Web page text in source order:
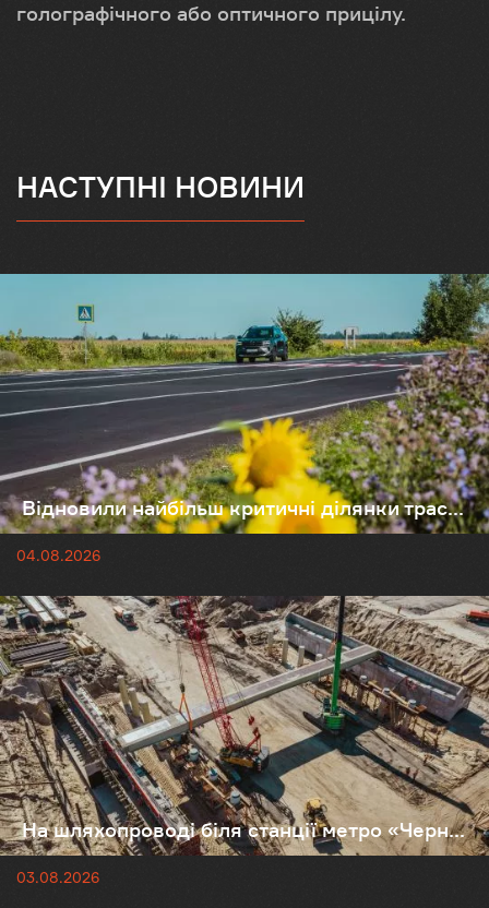
голографічного або оптичного прицілу.
НАСТУПНІ НОВИНИ
Відновили найбільш критичні ділянки трас...
04.08.2026
На шляхопроводі біля станції метро «Черн...
03.08.2026